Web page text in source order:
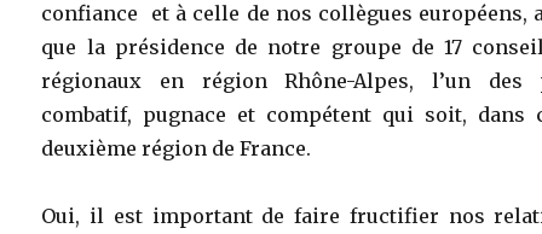
confiance et à celle de nos collègues européens,
que la présidence de notre groupe de 17
régionaux en région Rhône-Alpes, l’un des
combatif, pugnace et compétent qui soit, dans
deuxième région de France.
Oui, il est important de faire fructifier nos